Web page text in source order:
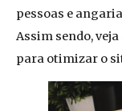
pessoas e
Assim sendo,
para otimizar o